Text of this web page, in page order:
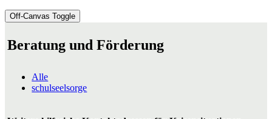
Off-Canvas Toggle
Beratung und Förderung
Alle
schulseelsorge